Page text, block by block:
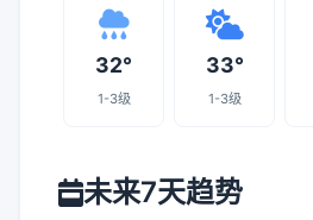
32°
1-3级
33°
1-3级
未来7天趋势